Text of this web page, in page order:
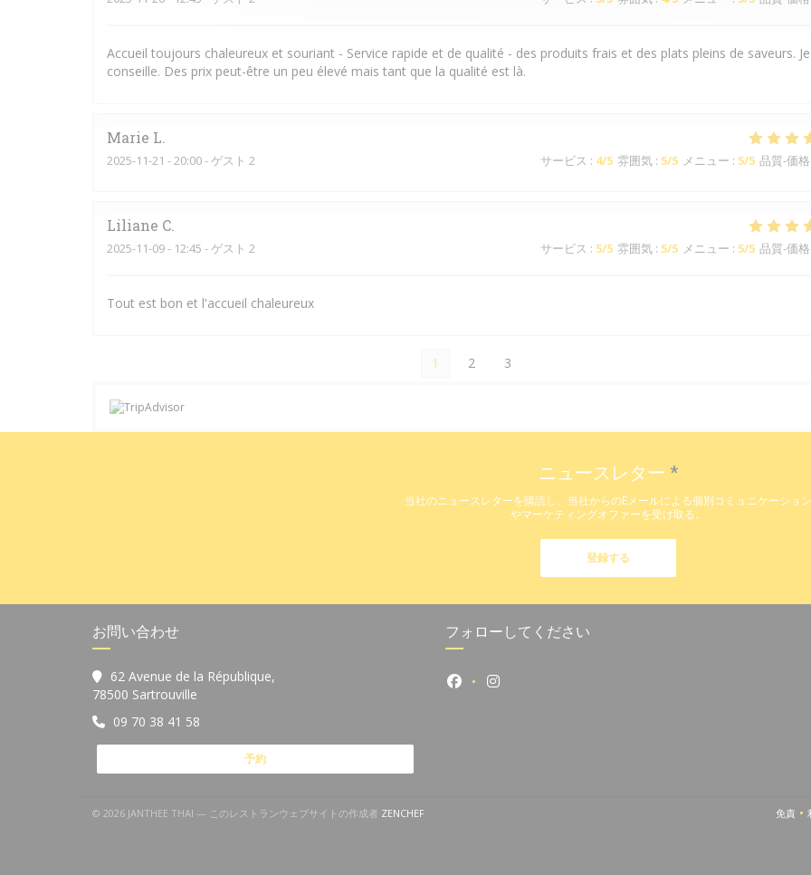
Accueil toujours chaleureux et souriant - Service rapide et de qualité - des produits frais et des plats pleins de saveurs. Je
conseille. Des prix peut-être un peu élevé mais tant que la qualité est là.
Marie L
2025-11-21 - 20:00 - ゲスト 2 サービス : 4/5 雰囲気 : 5/5 メニュー : 5/5 品質-価格
Liliane C
2025-11-09- 12:45 - ゲスト 2 サービス : 5/5 雰囲気 : 5/5 メニュー : 5/5 品質-価格
Tout est bon et l'accueil chaleureux
1 2 3
ニュースレター *
当社のニュースレターを購読し、当社からのEメールによる個別コミュニケーション
やマーケティングオファーを受け取る。
登録する
お問い合わせ
62 Avenue de la République,
78500 Sartrouville
09 70 38 41 58
予約
フォローしてください
Facebook ((新しいウィンドウで開きます))
Instagram ((新しいウィンドウで開きます))
© 2026 JANTHEE THAI — このレストランウェブサイトの作成者 ZENCHEF((新しいウィンドウで開きます)) 免責((新